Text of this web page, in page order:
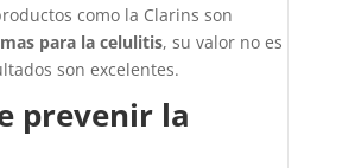
como la Clarins son
para la celulitis, su valor no es
son excelentes.
prevenir la